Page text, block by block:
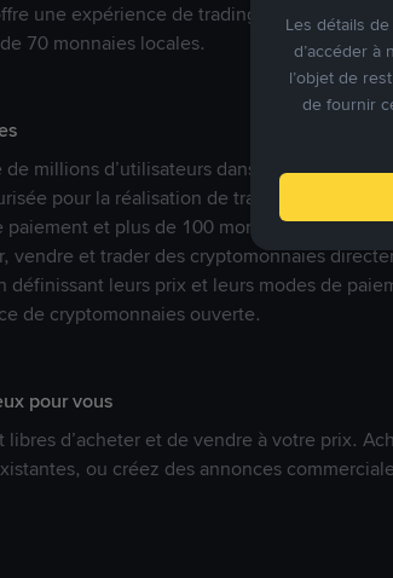
une expérience de trading véritablement
70 monnaies locales.
millions d’utilisateurs dans le monde,
pour la réalisation de trades en
paiement et plus de 100 monnaies fiat. Les
vendre et trader des cryptomonnaies
définissant leurs prix et leurs modes de
de cryptomonnaies ouverte.
pour vous
libres d’acheter et de vendre à votre prix.
ou créez des annonces
Les détails
d’accéder à
l’objet de
de fournir